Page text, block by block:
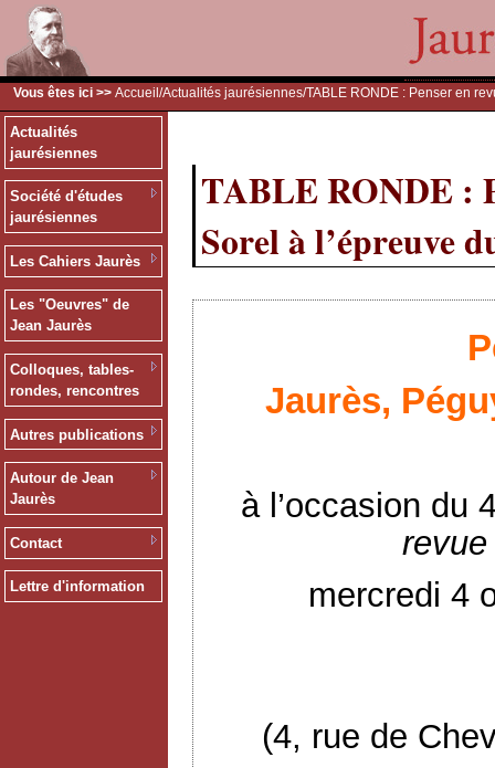
Vous êtes ici >> Accueil /Actualités jaurésiennes/TABLE RONDE : Penser en
Actualités
jaurésiennes
Société d'études
jaurésiennes
Les Cahiers Jaurès
Les "Oeuvres" de
Jean Jaurès
Colloques, tables-
rondes, rencontres
Autres publications
Autour de Jean
Jaurès
Contact
Lettre d'information
TABLE RONDE :
Sorel à l’épreuve
Jaurès,
à l’occasion du
mercredi 4
(4, rue de